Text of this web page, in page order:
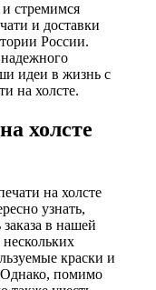
стремимся
и доставки
России.
идеи в жизнь с
на холсте.
холсте
на холсте
узнать,
заказа в нашей
краски и
Однако, помимо